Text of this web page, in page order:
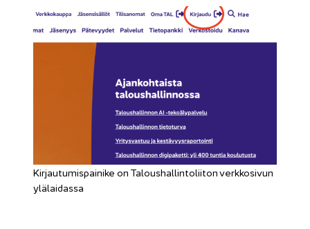
Kir­jau­tu­mis­pai­ni­ke on Ta­lous­hal­lin­to­lii­ton verk­ko­si­vun
ylä­lai­das­sa